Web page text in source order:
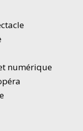
numérique